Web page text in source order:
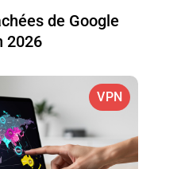
de Google
2026
VPN